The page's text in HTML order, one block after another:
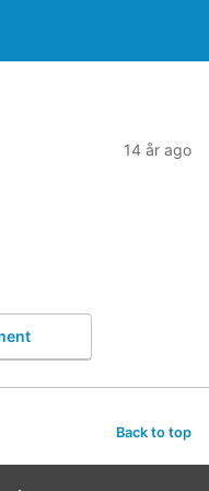
14 år ago
Back to top